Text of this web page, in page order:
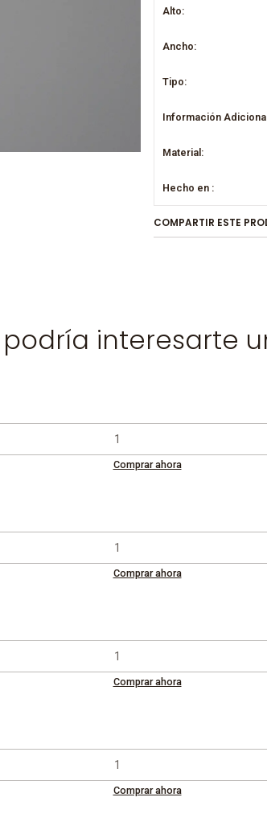
Alto:
Ancho:
Tipo:
Información
Material:
Hecho en :
COMPARTIR ESTE
interesarte
Comprar ahora
Comprar ahora
Comprar ahora
Comprar ahora